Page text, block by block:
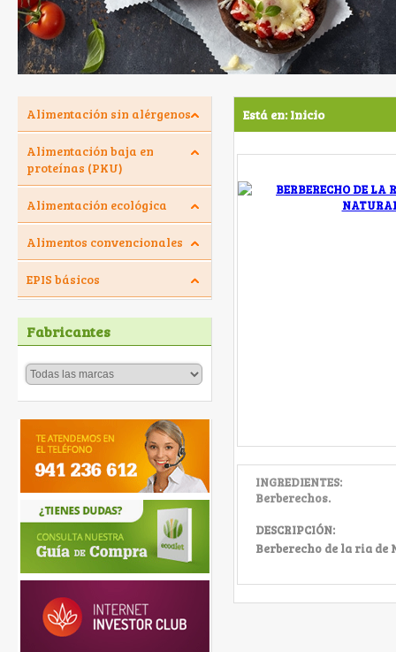
Alimentación sin alérgenos
Alimentación baja en
proteínas (PKU)
Alimentación ecológica
Alimentos convencionales
EPIS básicos
Fabricantes
Está en:Inicio
INGREDIENTES:
Berberechos.
DESCRIPCIÓN:
Berberecho de la ria